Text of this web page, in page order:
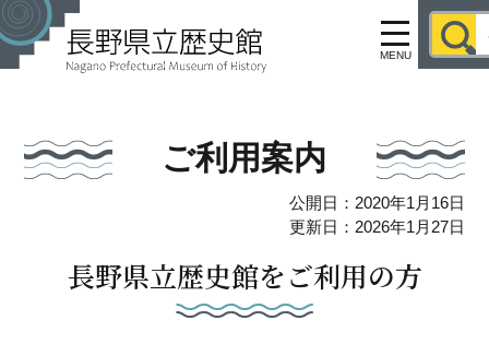
MENU
ご利用案内
公開日：2020年1月16日
更新日：2026年1月27日
長野県立歴史館をご利用の方